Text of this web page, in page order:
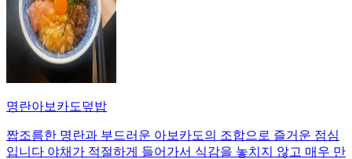
명란아보카도덮밥
짭조름한 명란과 부드러운 아보카도의 조합으로 즐거운 점심
입니다 야채가 적절하게 들어가서 식감을 놓치지 않고 매우 만